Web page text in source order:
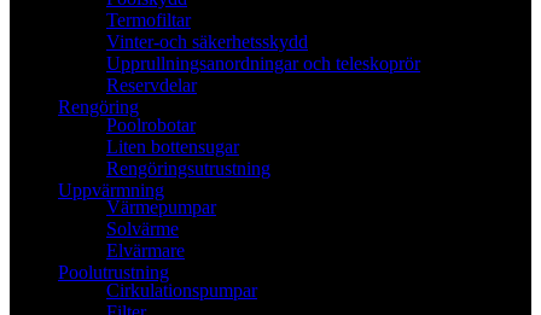
Termofiltar
Vinter-och säkerhetsskydd
Upprullningsanordningar och teleskoprör
Reservdelar
Rengöring
Poolrobotar
Liten bottensugar
Rengöringsutrustning
Uppvärmning
Värmepumpar
Solvärme
Elvärmare
Poolutrustning
Cirkulationspumpar